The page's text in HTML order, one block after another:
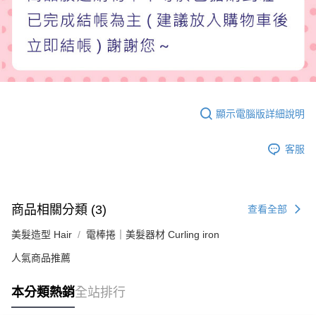
顯示電腦版詳細說明
客服
商品相關分類 (3) 查看全部
美髮造型 Hair 電棒捲｜美髮器材 Curling iron
人氣商品推薦
本分類熱銷全站排行